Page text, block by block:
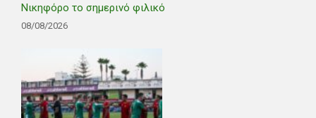
Νικηφόρο το σημερινό φιλικό
08/08/2026